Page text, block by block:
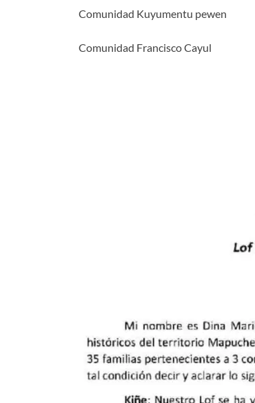
Comunidad Kuyumentu pewen
Comunidad Francisco Cayul